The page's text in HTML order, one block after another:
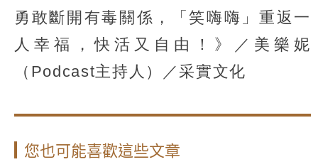
勇敢斷開有毒關係，「笑嗨嗨」重返一
人幸福，快活又自由！》／美樂妮
（Podcast主持人）／采實文化
您也可能喜歡這些文章